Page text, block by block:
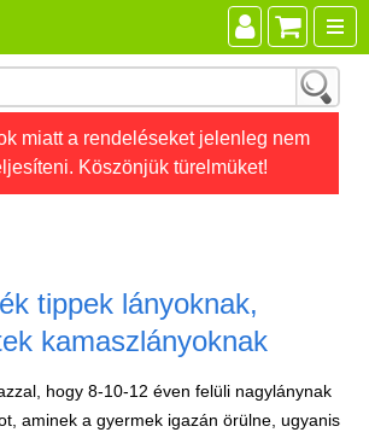
miatt a rendeléseket jelenleg nem
Köszönjük türelmüket!
tippek lányoknak,
kamaszlányoknak
hogy 8-10-12 éven felüli nagylánynak
aminek a gyermek igazán örülne, ugyanis
Összes játék
Játékok életkor szerint
Ajándéktárgyak
Bébijátékok
Építőjáték